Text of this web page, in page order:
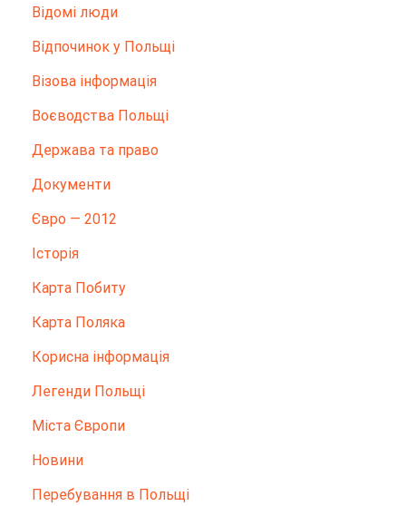
Відомі люди
Відпочинок у Польщі
Візова інформація
Воєводства Польщі
Держава та право
Документи
Євро — 2012
Історія
Карта Побиту
Карта Поляка
Корисна інформація
Легенди Польщі
Міста Європи
Новини
Перебування в Польщі